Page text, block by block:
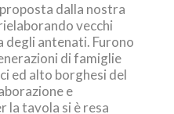
dalla nostra
vecchi
antenati. Furono
di famiglie
ed alto borghesi del
e
la tavola si è resa